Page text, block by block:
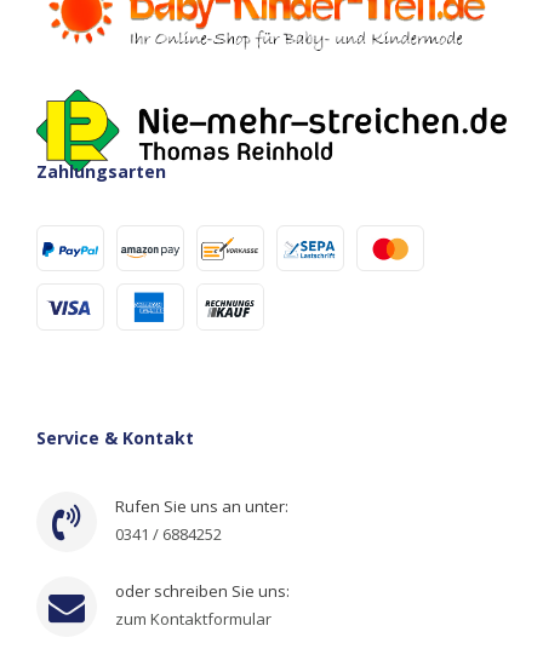
Zahlungsarten
Service & Kontakt
Rufen Sie uns an unter:
0341 / 6884252
oder schreiben Sie uns:
zum Kontaktformular